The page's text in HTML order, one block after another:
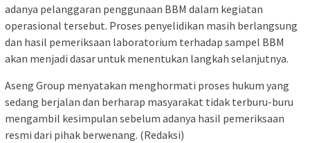
adanya pelanggaran penggunaan BBM dalam kegiatan
operasional tersebut. Proses penyelidikan masih berlangsung
dan hasil pemeriksaan laboratorium terhadap sampel BBM
akan menjadi dasar untuk menentukan langkah selanjutnya.
Aseng Group menyatakan menghormati proses hukum yang
sedang berjalan dan berharap masyarakat tidak terburu-buru
mengambil kesimpulan sebelum adanya hasil pemeriksaan
resmi dari pihak berwenang. (Redaksi)